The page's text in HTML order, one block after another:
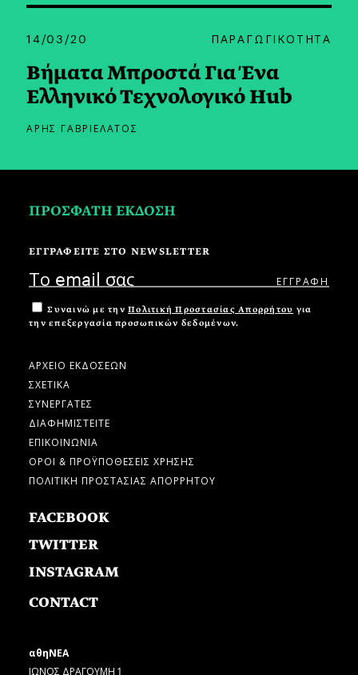
14/03/20 ΠΑΡΑΓΩΓΙΚΟΤΗΤΑ
Βήματα Μπροστά Για Ένα
Ελληνικό Τεχνολογικό Hub
ΑΡΗΣ ΓΑΒΡΙΕΛΑΤΟΣ
ΠΡΟΣΦΑΤΗ ΕΚΔΟΣΗ
ΕΓΓΡΑΦΕΙΤΕ ΣΤΟ NEWSLETTER
Συναινώ με την Πολιτική Προστασίας Απορρήτου για
την επεξεργασία προσωπικών δεδομένων.
ΑΡΧΕΙΟ ΕΚΔΟΣΕΩΝ
ΣΧΕΤΙΚΑ
ΣΥΝΕΡΓΑΤΕΣ
ΔΙΑΦΗΜΙΣΤΕΙΤΕ
ΕΠΙΚΟΙΝΩΝΙΑ
ΟΡΟΙ & ΠΡΟΫΠΟΘΕΣΕΙΣ ΧΡΗΣΗΣ
ΠΟΛΙΤΙΚΗ ΠΡΟΣΤΑΣΙΑΣ ΑΠΟΡΡΗΤΟΥ
FACEBOOK
TWITTER
INSTAGRAM
CONTACT
αθηΝΕΑ
ΙΩΝΟΣ ΔΡΑΓΟΥΜΗ 1